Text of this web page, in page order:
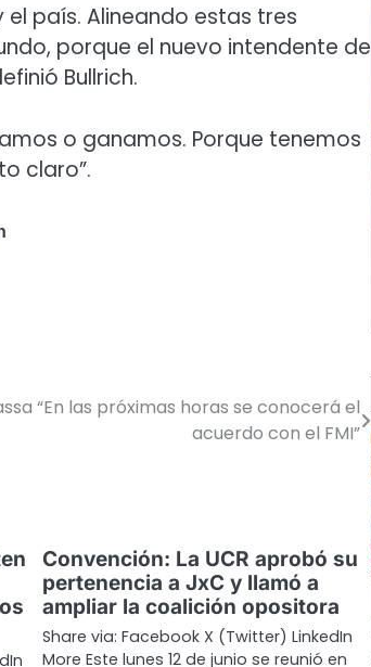
el país. Alineando estas tres
porque el nuevo intendente de
Bullrich.
o ganamos. Porque tenemos
claro”.
“En las próximas horas se conocerá el
acuerdo con el FMI”
Convención: La UCR aprobó su
pertenencia a JxC y llamó a
ampliar la coalición opositora
Share via: Facebook X (Twitter) LinkedIn
More Este lunes 12 de junio se reunió en